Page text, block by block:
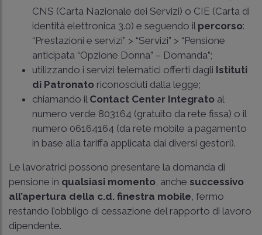
CNS (Carta Nazionale dei Servizi) o CIE (Carta di
identità elettronica 3.0) e seguendo il percorso:
“Prestazioni e servizi” > “Servizi” > “Pensione
anticipata “Opzione Donna” – Domanda”;
utilizzando i servizi telematici offerti dagli Istituti
di Patronato riconosciuti dalla legge;
chiamando il Contact Center Integrato al
numero verde 803164 (gratuito da rete fissa) o il
numero 06164164 (da rete mobile a pagamento
in base alla tariffa applicata dai diversi gestori).
Le lavoratrici possono presentare la domanda di
pensione in qualsiasi momento, anche successivo
all’apertura della c.d. finestra mobile, fermo
restando l’obbligo di cessazione del rapporto di lavoro
dipendente.